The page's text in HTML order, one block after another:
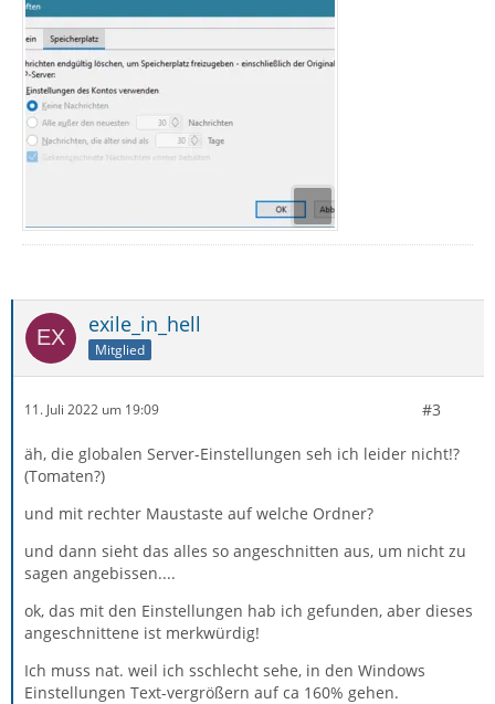
exile_in_hell
Mitglied
11. Juli 2022 um 19:09 #3
äh, die globalen Server-Einstellungen seh ich leider nicht!?
(Tomaten?)
und mit rechter Maustaste auf welche Ordner?
und dann sieht das alles so angeschnitten aus, um nicht zu
sagen angebissen....
ok, das mit den Einstellungen hab ich gefunden, aber dieses
angeschnittene ist merkwürdig!
Ich muss nat. weil ich sschlecht sehe, in den Windows
Einstellungen Text-vergrößern auf ca 160% gehen.